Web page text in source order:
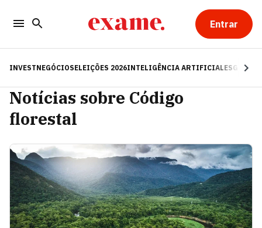
Entrar
INVESTNEGÓCIOSELEIÇÕES 2026INTELIGÊNCIA ARTIFICIALESG
Notícias sobre Código
florestal